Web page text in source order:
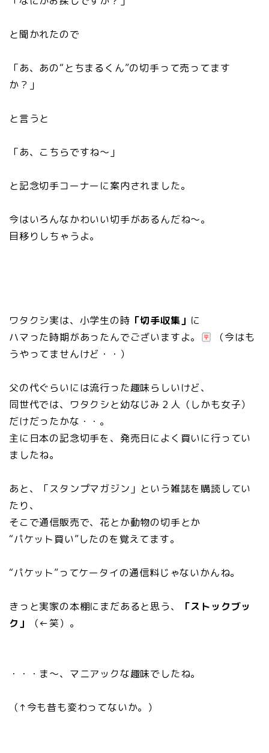
と聞かれたので
「あ、あの“とちまるくん”の切手って売ってます
か？」
と言うと
「あ、こちらですね～」
と記念切手コーナーに案内されました。
今はいろんなかわいい切手があるんだね～。
目移りしちゃうよ。
ワタクシ実は、小学生の時 「切手収集」 に
ハマった時期があったんでございますよ。
（今はも
うやってませんけど・・）
父の代ぐらいには流行った趣味らしいけど、
同世代では、ワタクシと幼なじみ２人（しかも女子）
だけだったかな・・。
主に日本の記念切手を、発売日によく買いに行ってい
ましたね。
あと、「スタンプマガジン」という雑誌を購読してい
たり、
そこで通信販売で、花とか動物の切手とか
“パケット買い”したのを覚えてます。
“パケット”ってケータイの通信料じゃないかんね。
きっと実家の本棚にまだあると思う、
「ストックブッ
ク」
（←笑）。
・・・ま～、マニアックな趣味でしたね。
（↑今も昔も変わってないか。）